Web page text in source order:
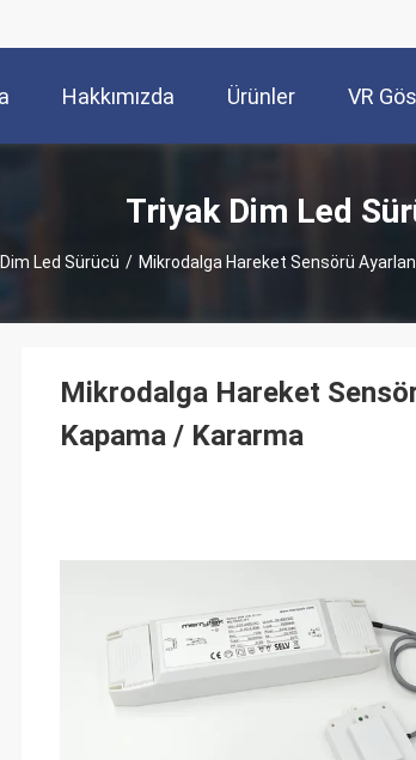
Hakkımızda Ürünler VR
Triyak Dim Led
Led Sürücü / Mikrodalga Hareket Sensörü
Mikrodalga Hareket
Kapama / Kararma